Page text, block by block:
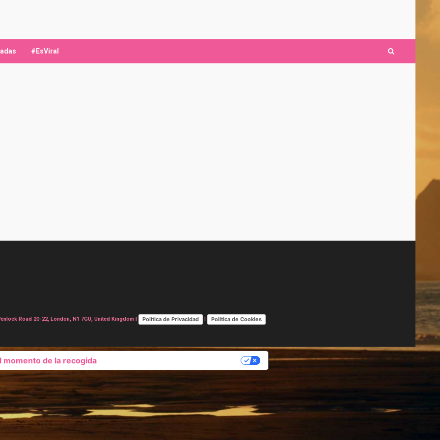
#EsViral
Road 20-22, London, N1 7GU, United Kingdom | Política de Privacidad | Política de Cookies
momento de la recogida